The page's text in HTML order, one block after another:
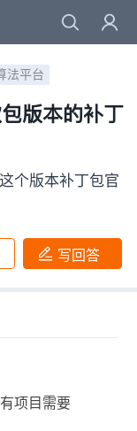
法平台
版本的补丁
个版本补丁包官
写回答
项目需要